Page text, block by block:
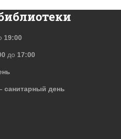
19:00
до 17:00
санитарный день